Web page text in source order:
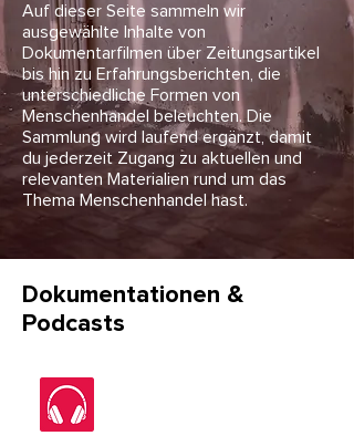
Auf dieser Seite sammeln wir
ausgewählte Inhalte von
Dokumentarfilmen über Zeitungsartikel
bis hin zu Erfahrungsberichten, die
unterschiedliche Formen von
Menschenhandel beleuchten. Die
Sammlung wird laufend ergänzt, damit
du jederzeit Zugang zu aktuellen und
relevanten Materialien rund um das
Thema Menschenhandel hast.
Dokumentationen &
Podcasts